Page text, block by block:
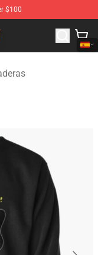
$100
Merchandise Shop